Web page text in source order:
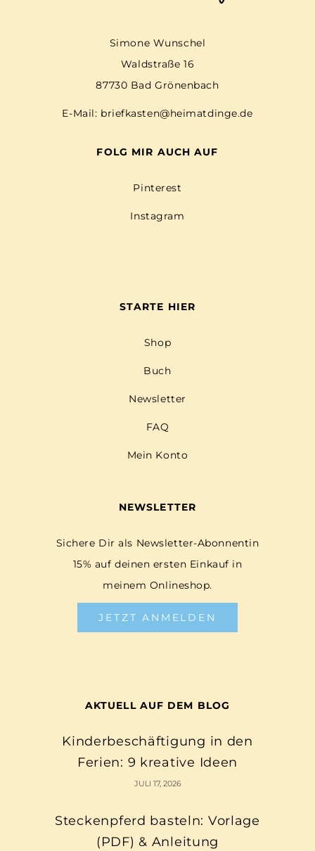
Simone Wunschel
Waldstraße 16
87730 Bad Grönenbach
E-Mail: briefkasten@heimatdinge.de
FOLG MIR AUCH AUF
Pinterest
Instagram
STARTE HIER
Shop
Buch
Newsletter
FAQ
Mein Konto
NEWSLETTER
Sichere Dir als Newsletter-Abonnentin
15% auf deinen ersten Einkauf in
meinem Onlineshop.
JETZT ANMELDEN
AKTUELL AUF DEM BLOG
Kinderbeschäftigung in den
Ferien: 9 kreative Ideen
JULI 17, 2026
Steckenpferd basteln: Vorlage
(PDF) & Anleitung